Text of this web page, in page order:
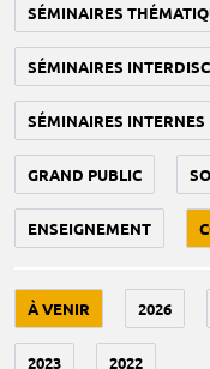
SÉMINAIRES
SÉMINAIRES
SÉMINAIRES INTERNES
GRAND PUBLIC
ENSEIGNEMENT
À VENIR 2026
2023 2022